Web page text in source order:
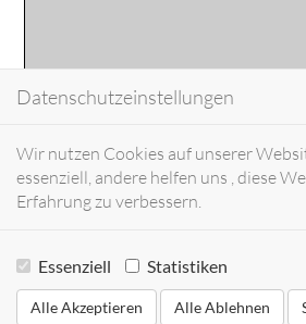
Datenschutzeinstellungen
Wir nutzen Cookies auf unserer
essenziell, andere helfen uns , diese
Erfahrung zu verbessern.
Essenziell Statistiken
Alle Akzeptieren Alle Ablehnen